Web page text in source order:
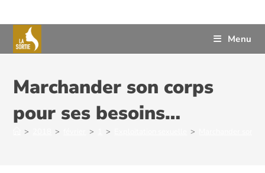
Menu
Marchander son corps
pour ses besoins…
> > > > >